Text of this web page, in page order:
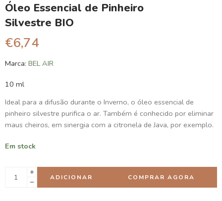
Óleo Essencial de Pinheiro
Silvestre BIO
€6,74
Marca: BEL AIR
10 ml
Ideal para a difusão durante o Inverno, o óleo essencial de
pinheiro silvestre purifica o ar. Também é conhecido por eliminar
maus cheiros, em sinergia com a citronela de Java, por exemplo.
Em stock
ADICIONAR COMPRAR AGORA